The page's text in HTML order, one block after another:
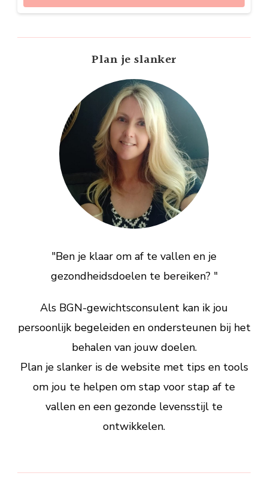
Plan je slanker
"Ben je klaar om af te vallen en je
gezondheidsdoelen te bereiken? "
Als BGN-gewichtsconsulent kan ik jou
persoonlijk begeleiden en ondersteunen bij het
behalen van jouw doelen.
Plan je slanker is de website met tips en tools
om jou te helpen om stap voor stap af te
vallen en een gezonde levensstijl te
ontwikkelen.